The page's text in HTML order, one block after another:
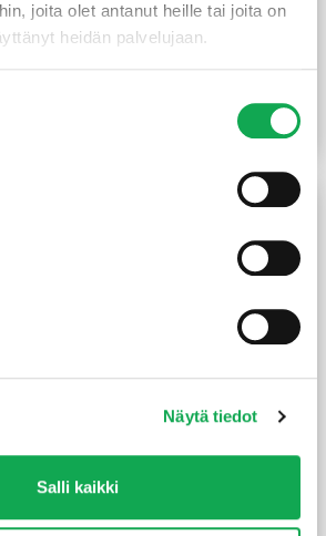
joita olet antanut heille tai joita on
heidän palvelujaan.
Näytä tiedot
Salli kaikki
Melamiininauha 22 mm
valkoinen 5m/rll
Melamiinilevy
16x400x2800 mm
25,00